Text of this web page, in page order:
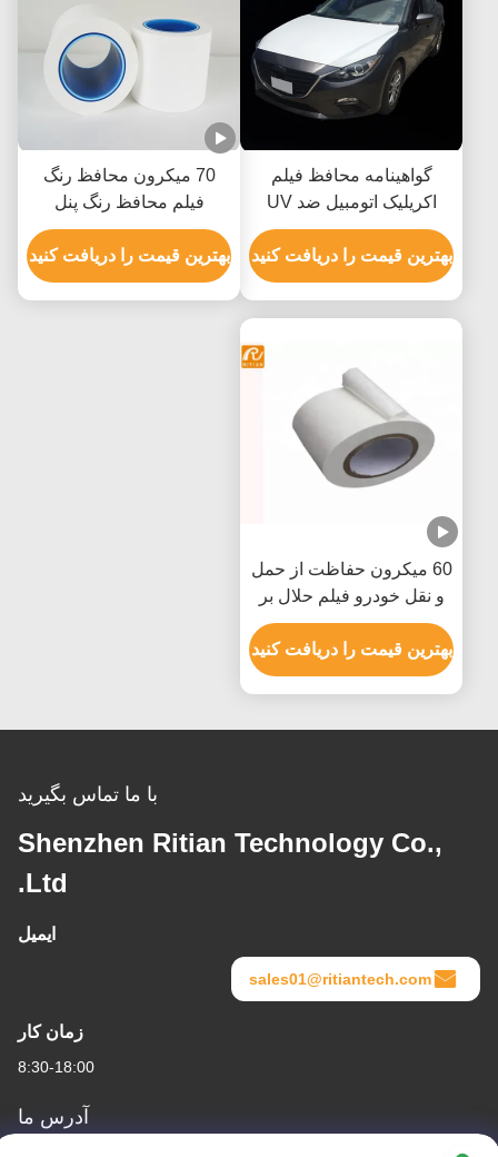
گواهینامه محافظ فیلم
اکریلیک اتومبیل ضد UV
ROHS SGS
بهترین قیمت را دریافت کنید
70 میکرون محافظ رنگ
فیلم محافظ رنگ پنل
آلومینیومی پنل محافظ
بهترین قیمت را دریافت کنید
60 میکرون حفاظت از حمل
و نقل خودرو فیلم حلال بر
اساس اکریلیک RoHS تایید
شده است
بهترین قیمت را دریافت کنید
با ما تماس بگیرید
Shenzhen Ritian Technology Co.,
Ltd.
ایمیل
sales01@ritiantech.com
زمان کار
8:30-18:00
آدرس ما